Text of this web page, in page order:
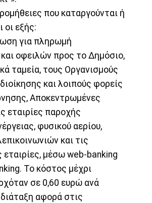
που καταργούνται ή
οι εξής:
για πληρωμή
οφειλών προς το Δημόσιο,
ταμεία, τους Οργανισμούς
και λοιπούς φορείς
Αποκεντρωμένες
εταιρίες παροχής
φυσικού αερίου,
και τις
εταιρίες, μέσω web-banking
Το κόστος μέχρι
σε 0,60 ευρώ ανά
αφορά στις